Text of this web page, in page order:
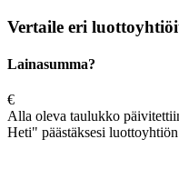
Vertaile eri
Lainasumma?
€
Alla oleva taulukko
Heti" päästäksesi